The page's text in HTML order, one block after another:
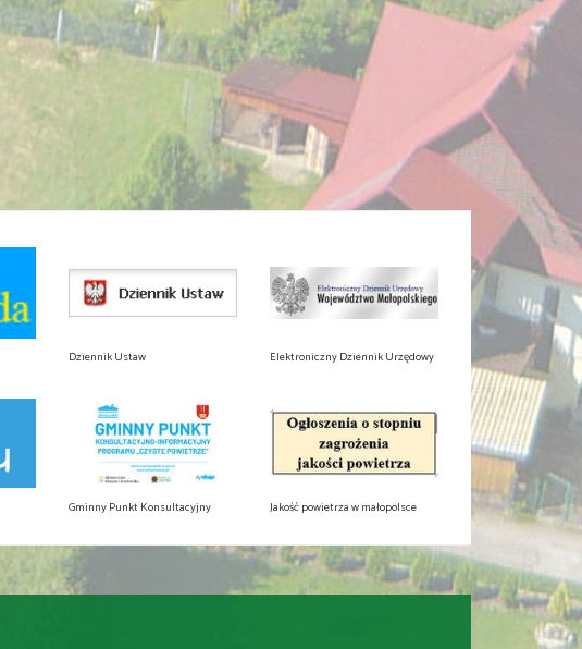
Dziennik Ustaw Elektroniczny Dziennik Urzędowy
Gminny Punkt Konsultacyjny Jakość powietrza w małopolsce